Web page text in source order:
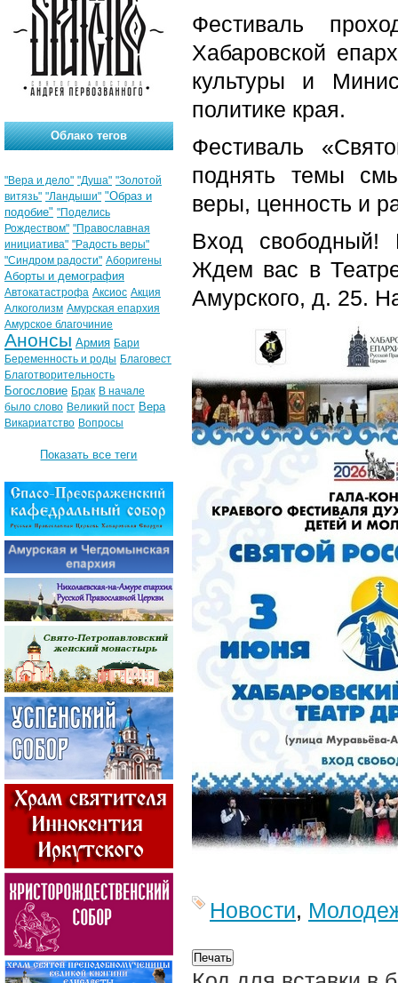
Фестиваль
Хабаровской
культуры и
политике края.
Фестиваль
поднять темы
веры, ценность и
Вход свободный!
Ждем вас в
Амурского, д. 25.
Новости,
Облако тегов
"Вера и дело" "Душа" "Золотой
витязь" "Ландыши" "Образ и
подобие" "Поделись
Рождеством" "Православная
инициатива" "Радость веры"
"Синдром радости" Аборигены
Аборты и демография
Автокатастрофа Аксиос Акция
Алкоголизм Амурская епархия
Амурское благочиние
Анонсы Армия Бари
Беременность и роды Благовест
Благотворительность
Богословие Брак В начале
было слово Великий пост Вера
Викариатство Вопросы
Показать все теги